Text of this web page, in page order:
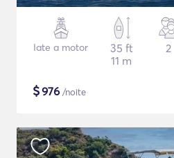
Iate a motor
35 ft
11 m
2
$976 /noite